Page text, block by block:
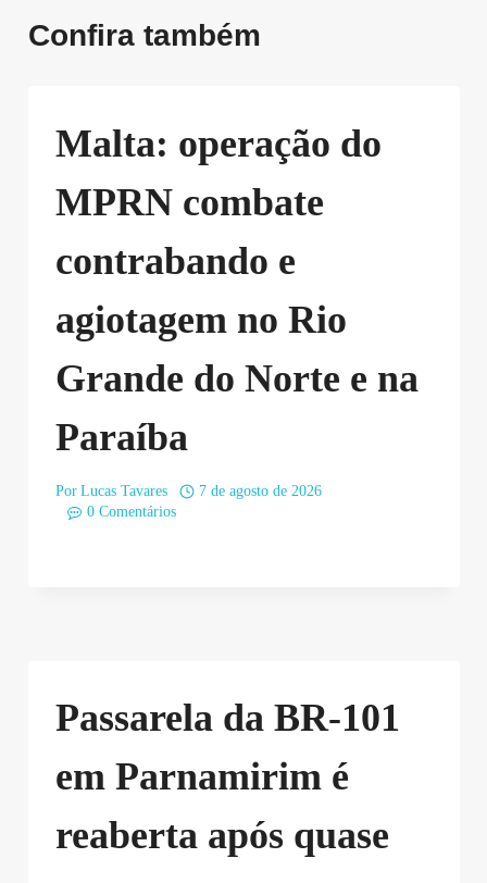
Confira também
Malta: operação do
MPRN combate
contrabando e
agiotagem no Rio
Grande do Norte e na
Paraíba
Por Lucas Tavares
7 de agosto de 2026
0 Comentários
Passarela da BR-101
em Parnamirim é
reaberta após quase